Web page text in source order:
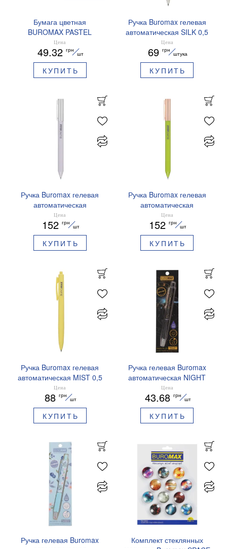
Бумага цветная
BUROMAX PASTEL
EUROMAX 20 арк А4 80 г/
мс BM.2721220E-08
Цена
49.32 грн
шт
КУПИТЬ
Ручка Buromax гелевая
автоматическая SILK 0,5
мм синие чернила
BM.83100
Цена
69 грн
штука
КУПИТЬ
Ручка Buromax гелевая
автоматическая
PRESTIGE SILVER 0,5 мм
синие чернила BM.83102
Цена
152 грн
шт
КУПИТЬ
Ручка Buromax гелевая
автоматическая
PRESTIGE GOLD 0,5 мм
синие чернила BM.83101
Цена
152 грн
шт
КУПИТЬ
Ручка Buromax гелевая
автоматическая MIST 0,5
мм синие чернила
BM.83103
Цена
88 грн
шт
КУПИТЬ
Ручка гелевая Buromax
автоматическая NIGHT
SKY ZODIAC 0.5 мм
ароматизированный грипп
синие чернила BM.8379-
01
Цена
43.68 грн
шт
КУПИТЬ
Ручка гелевая Buromax
Комплект стеклянных